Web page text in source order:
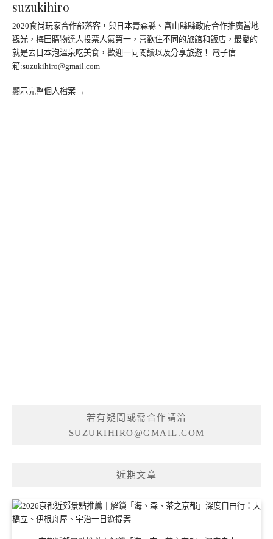
suzukihiro
2020食尚玩家合作部落客，與日本青森縣、富山縣縣政府合作推廣當地
觀光，梅田購物達人投票人氣第一，喜歡住不同的旅館和飯店，最愛的
就是去日本泡溫泉吃美食，歡迎一同閱讀以及分享旅遊！ 電子信
箱:suzukihiro@gmail.com
顯示完整個人檔案 →
若有疑問或需合作請洽
SUZUKIHIRO@GMAIL.COM
近期文章